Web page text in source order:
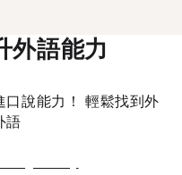
外語能力
說能力！ 輕鬆找到外
語